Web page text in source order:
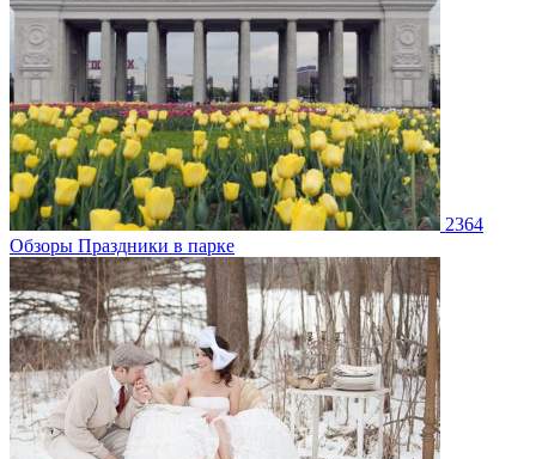
2364
Обзоры Праздники в парке